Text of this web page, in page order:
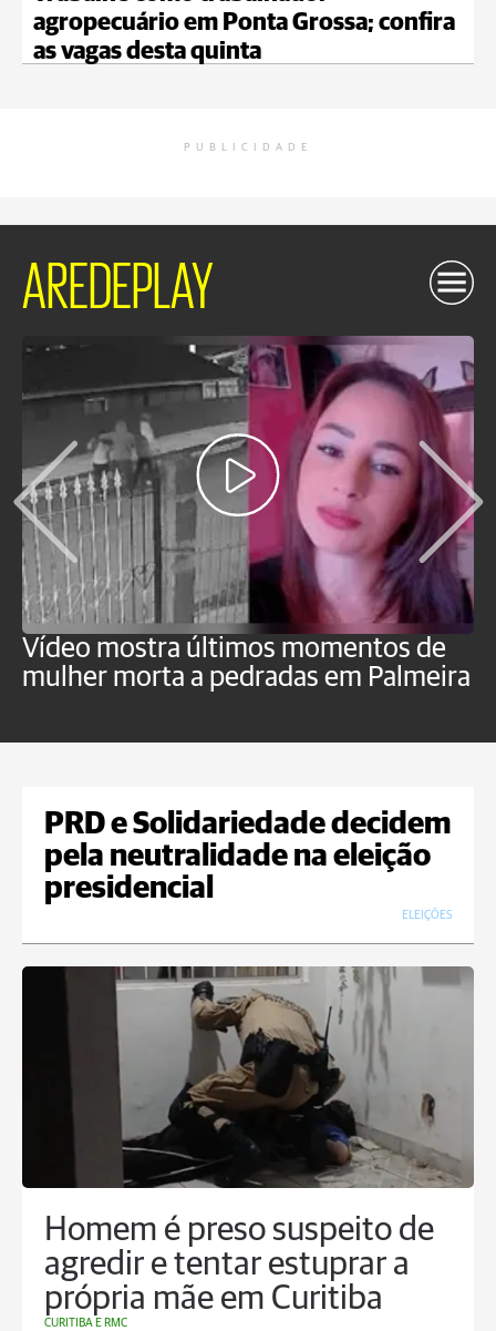
agropecuário em Ponta Grossa; confira
as vagas desta quinta
PUBLICIDADE
AREDEPLAY
Vídeo mostra últimos momentos de
mulher morta a pedradas em Palmeira
PRD e Solidariedade decidem
pela neutralidade na eleição
presidencial
ELEIÇÕES
Homem é preso suspeito de
agredir e tentar estuprar a
própria mãe em Curitiba
CURITIBA E RMC